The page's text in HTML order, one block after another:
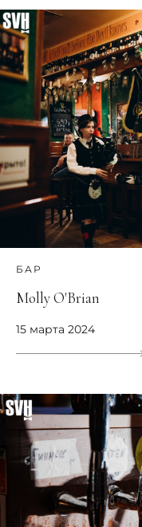
БАР
Molly O'Brian
15 марта 2024